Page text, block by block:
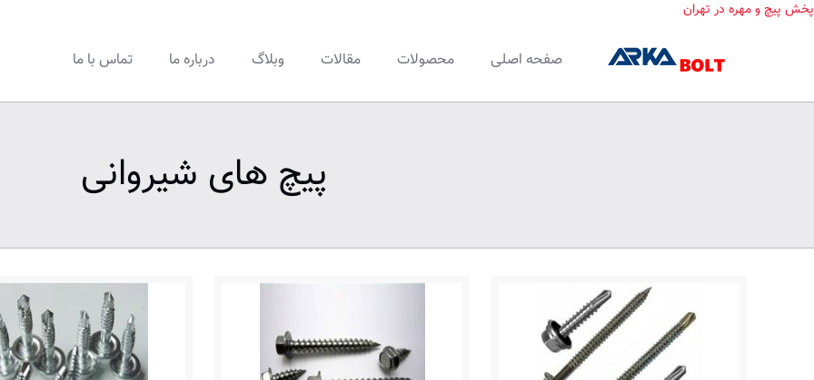
پخش پیچ و مهره در تهران
صفحه اصلی محصولات مقالات وبلاگ درباره ما تماس با ما
پیچ های شیروانی